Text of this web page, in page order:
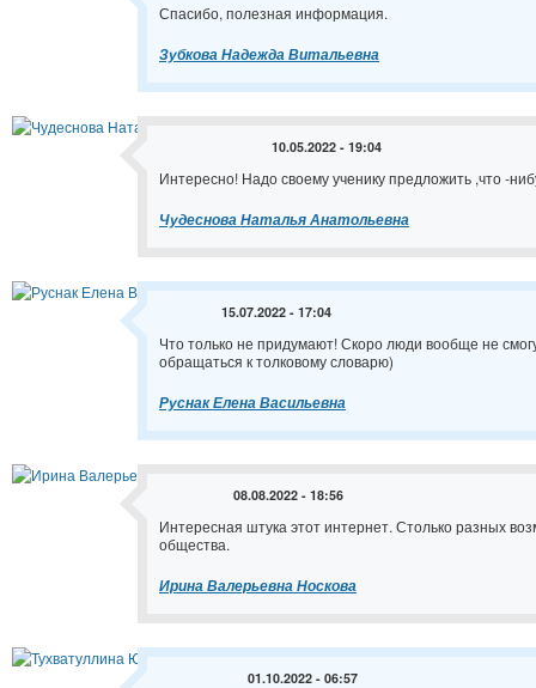
Спасибо, полезная информация.
Зубкова Надежда Витальевна
10.05.2022 - 19:04
Интересно! Надо своему ученику предложить ,что -
Чудеснова Наталья Анатольевна
15.07.2022 - 17:04
Что только не придумают! Скоро люди вообще не
обращаться к толковому словарю)
Руснак Елена Васильевна
08.08.2022 - 18:56
Интересная штука этот интернет. Столько разных
общества.
Ирина Валерьевна Носкова
01.10.2022 - 06:57